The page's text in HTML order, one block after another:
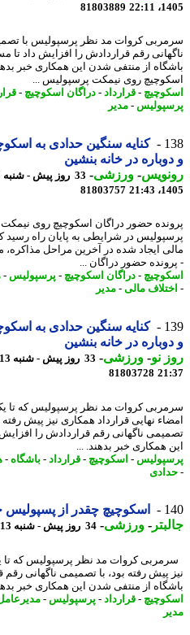
81803889
کروات مد نظر پرسپولیس با تصمیمی
رقم قراردادش را افزایش داد تا
از منتفی شدن این همکاری خبر بدهند. -
روی نیمکت پرسپولیس ...
-قرارداد -دراگان اسکوچیچ-قرار -
-مدیر
کنایه سنگین حدادی به
در خانه بنشین
-ورزشی-
33 روز پیش -
81803757
حضور دراگان اسکوچیچ روی نیمکت
در شرایطی به پایان راه رسید که
ایجاد شده در آخرین مراحل مذاکره،
حضور دراگان ...
-دراگان اسکوچیچ-پرسپولیس-
مالی-مدیر
کنایه سنگین حدادی به
در خانه بنشین
نو- ورزشی-
81803728
کروات مد نظر پرسپولیس که تا یک
نهایی قرارداد همکاری نیز پیش رفته بود،
ناگهانی رقم قراردادش را افزایش
همکاری خبر بدهند. ...
-اسکوچیچ-قرارداد -باشگاه-
اسکوچیچ چقدر از پسپولیس
-ورزشی-34 روز پیش - شنبه 13 تیر 1405، 18:07
کروات مد نظر پرسپولیس که تا یک
پیش رفته بود، با تصمیمی ناگهانی رقم
از منتفی شدن این همکاری خبر بدهند.
-قرارداد -پرسپولیس-مدیرعامل